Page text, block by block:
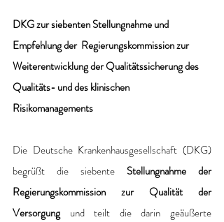
DKG zur siebenten Stellungnahme und
Empfehlung der  Regierungskommission zur
Weiterentwicklung der Qualitätssicherung des
Qualitäts- und des klinischen
Risikomanagements
Die Deutsche Krankenhausgesellschaft (DKG)
begrüßt die siebente Stellungnahme der
Regierungskommission zur Qualität der
Versorgung und teilt die darin geäußerte